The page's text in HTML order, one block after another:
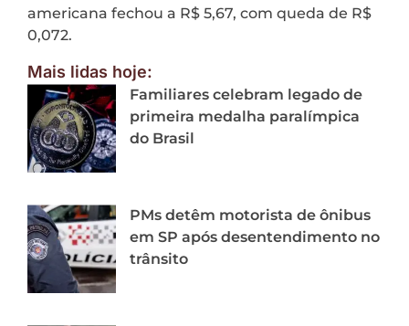
americana fechou a R$ 5,67, com queda de R$
0,072.
Mais lidas hoje:
Familiares celebram legado de
primeira medalha paralímpica
do Brasil
PMs detêm motorista de ônibus
em SP após desentendimento no
trânsito